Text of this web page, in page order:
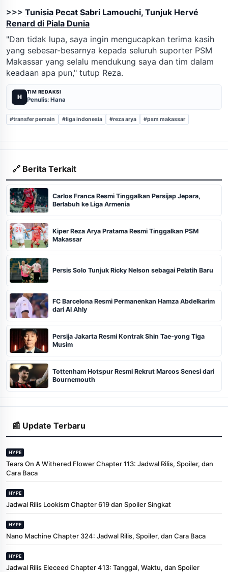
>>> Tunisia Pecat Sabri Lamouchi, Tunjuk Hervé
Renard di Piala Dunia
"Dan tidak lupa, saya ingin mengucapkan terima kasih
yang sebesar-besarnya kepada seluruh suporter PSM
Makassar yang selalu mendukung saya dan tim dalam
keadaan apa pun," tutup Reza.
H
TIM REDAKSI
Penulis: Hana
#transfer pemain #liga indonesia #reza arya #psm makassar
🔗 Berita Terkait
Carlos Franca Resmi Tinggalkan Persijap Jepara,
Berlabuh ke Liga Armenia
Kiper Reza Arya Pratama Resmi Tinggalkan PSM
Makassar
Persis Solo Tunjuk Ricky Nelson sebagai Pelatih Baru
FC Barcelona Resmi Permanenkan Hamza Abdelkarim
dari Al Ahly
Persija Jakarta Resmi Kontrak Shin Tae-yong Tiga
Musim
Tottenham Hotspur Resmi Rekrut Marcos Senesi dari
Bournemouth
📰 Update Terbaru
HYPE
Tears On A Withered Flower Chapter 113: Jadwal Rilis, Spoiler, dan
Cara Baca
HYPE
Jadwal Rilis Lookism Chapter 619 dan Spoiler Singkat
HYPE
Nano Machine Chapter 324: Jadwal Rilis, Spoiler, dan Cara Baca
HYPE
Jadwal Rilis Eleceed Chapter 413: Tanggal, Waktu, dan Spoiler